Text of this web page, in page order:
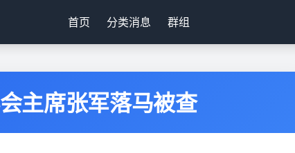
首页 分类消息 群组
主席张军落马被查